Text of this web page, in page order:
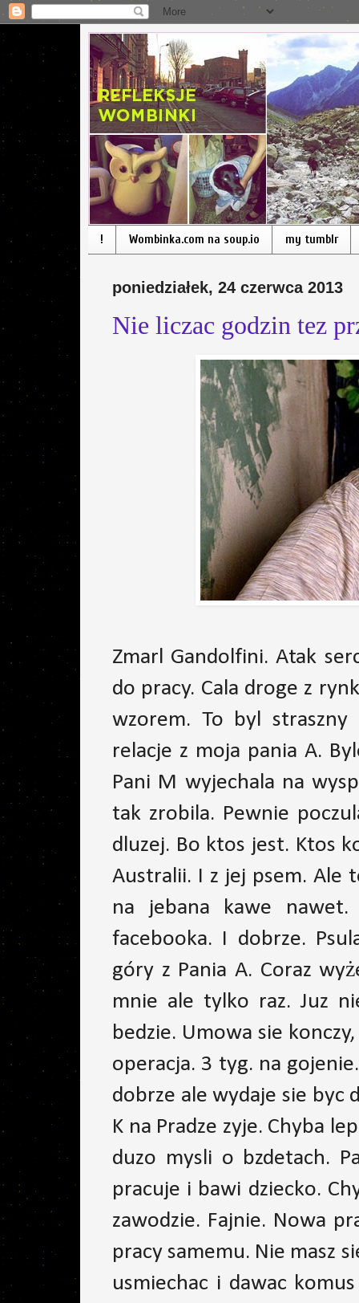
! Wombinka.com na soup.io my tumblr
poniedziałek, 24 czerwca 2013
Nie liczac godzin tez
Zmarl Gandolfini. Atak
do pracy. Cala droge z
wzorem. To byl straszny
relacje z moja pania A.
Pani M wyjechala na
tak zrobila. Pewnie
dluzej. Bo ktos jest. Ktos
Australii. I z jej psem. Ale
na jebana kawe nawet.
facebooka. I dobrze.
góry z Pania A. Coraz
mnie ale tylko raz. Juz
bedzie. Umowa sie
operacja. 3 tyg. na
dobrze ale wydaje sie byc
K na Pradze zyje. Chyba
duzo mysli o bzdetach.
pracuje i bawi dziecko.
zawodzie. Fajnie. Nowa
pracy samemu. Nie masz
usmiechac i dawac